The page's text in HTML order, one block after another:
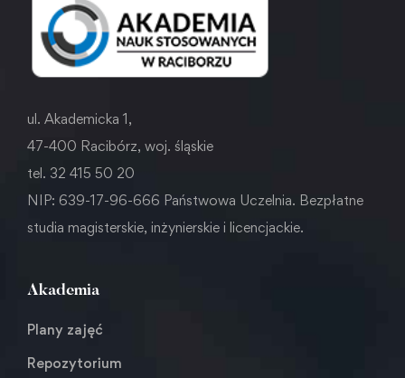
ul. Akademicka 1,
47-400 Racibórz, woj. śląskie
tel. 32 415 50 20
NIP: 639-17-96-666 Państwowa Uczelnia. Bezpłatne
studia magisterskie, inżynierskie i licencjackie.
Akademia
Plany zajęć
Repozytorium